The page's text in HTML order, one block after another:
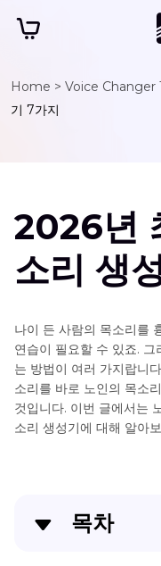
Home > Voice Changer
기 7가지
2026년
소리 생
나이 든 사람의 목소리를
연습이 필요할 수 있죠.
는 방법이 여러 가지랍니
소리를 바로 노인의 목소
것입니다. 이번 글에서는
소리 생성기에 대해 알아
목차